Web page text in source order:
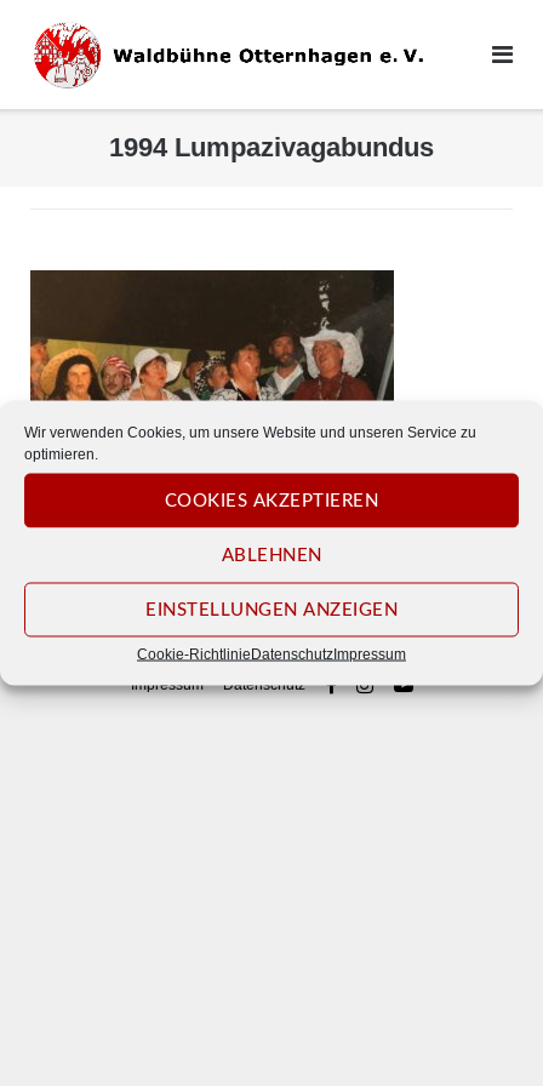
Wir verwenden Cookies, um unsere Website und unseren Service zu
optimieren.
COOKIES AKZEPTIEREN
ABLEHNEN
EINSTELLUNGEN ANZEIGEN
Cookie-RichtlinieDatenschutzImpressum
Inhalt
1994 Lumpazivagabundus
© 2026Waldbühne Otternhagen e. V.
Impressum Datenschutz